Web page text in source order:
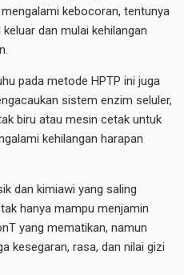
kebocoran, tentunya
dan mulai kehilangan
pada metode HPTP ini juga
sistem enzim seluler,
biru atau mesin cetak untuk
kehilangan harapan
dan kimiawi yang saling
hanya mampu menjamin
yang mematikan, namun
kesegaran, rasa, dan nilai gizi